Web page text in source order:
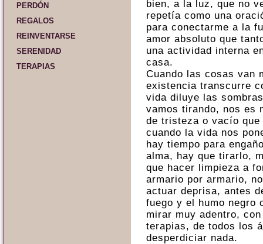
PERDÓN
REGALOS
REINVENTARSE
SERENIDAD
TERAPIAS
bien, a la luz, que no
repetía como una
para conectarme a la
amor absoluto que
una actividad interna
casa.
Cuando las cosas van
existencia transcurre
vida diluye las
vamos tirando, nos es
de tristeza o vacío que
cuando la vida nos
hay tiempo para
alma, hay que tirarlo,
que hacer limpieza a
armario por armario,
actuar deprisa, antes
fuego y el humo negro
mirar muy adentro,
terapias, de todos los
desperdiciar nada.